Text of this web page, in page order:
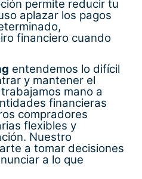
permite reducir tu
aplazar los pagos
financiero cuando
entendemos lo difícil
y mantener el
mano a
financieras
compradores
flexibles y
Nuestro
a tomar decisiones
a lo que